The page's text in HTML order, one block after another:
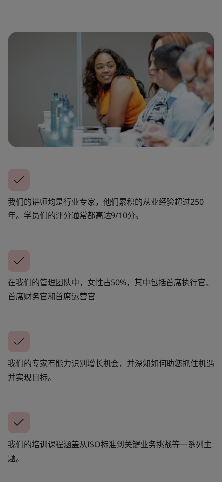
我们的讲师均是行业专家，他们累积的从业经验超过250
年。学员们的评分通常都高达9/10分。
在我们的管理团队中，女性占50%，其中包括首席执行官、
首席财务官和首席运营官
我们的专家有能力识别增长机会，并深知如何助您抓住机遇
并实现目标。
我们的培训课程涵盖从ISO标准到关键业务挑战等一系列主
题。